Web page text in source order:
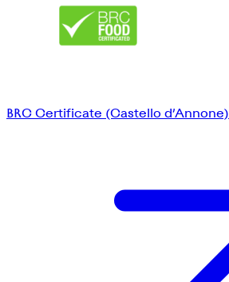
BRC Certificate (Castello d’Annone)